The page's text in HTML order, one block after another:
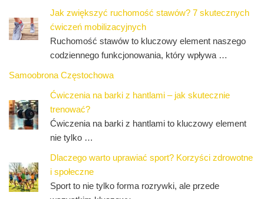
Jak zwiększyć ruchomość stawów? 7 skutecznych
ćwiczeń mobilizacyjnych
Ruchomość stawów to kluczowy element naszego
codziennego funkcjonowania, który wpływa …
Samoobrona Częstochowa
Ćwiczenia na barki z hantlami – jak skutecznie
trenować?
Ćwiczenia na barki z hantlami to kluczowy element
nie tylko …
Dlaczego warto uprawiać sport? Korzyści zdrowotne
i społeczne
Sport to nie tylko forma rozrywki, ale przede